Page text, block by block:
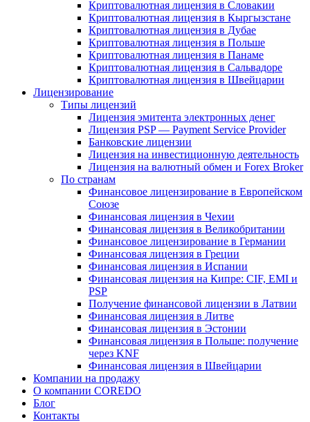
Криптовалютная лицензия в Словакии
Криптовалютная лицензия в Кыргызстане
Криптовалютная лицензия в Дубае
Криптовалютная лицензия в Польше
Криптовалютная лицензия в Панаме
Криптовалютная лицензия в Сальвадоре
Криптовалютная лицензия в Швейцарии
Лицензирование
Типы лицензий
Лицензия эмитента электронных денег
Лицензия PSP — Payment Service Provider
Банковские лицензии
Лицензия на инвестиционную деятельность
Лицензия на валютный обмен и Forex Broker
По странам
Финансовое лицензирование в Европейском
Союзе
Финансовая лицензия в Чехии
Финансовая лицензия в Великобритании
Финансовое лицензирование в Германии
Финансовая лицензия в Греции
Финансовая лицензия в Испании
Финансовая лицензия на Кипре: CIF, EMI и
PSP
Получение финансовой лицензии в Латвии
Финансовая лицензия в Литве
Финансовая лицензия в Эстонии
Финансовая лицензия в Польше: получение
через KNF
Финансовая лицензия в Швейцарии
Компании на продажу
О компании COREDO
Блог
Контакты